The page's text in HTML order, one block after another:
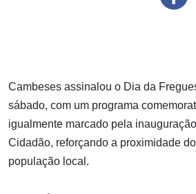
Cambeses assinalou o Dia da
sábado, com um programa
igualmente marcado pela
Cidadão, reforçando a proximidade
população local.